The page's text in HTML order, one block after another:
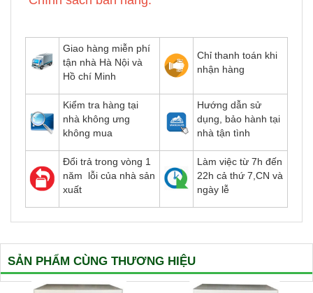
Giao hàng miễn phí
tận nhà Hà Nội và
Hồ chí Minh
Chỉ thanh toán khi
nhận hàng
Kiểm tra hàng tại
nhà không ưng
không mua
Hướng dẫn sử
dụng, bảo hành tại
nhà tận tình
Đổi trả trong vòng 1
năm lỗi của nhà sản
xuất
Làm việc từ 7h đến
22h cả thứ 7,CN và
ngày lễ
SẢN PHẨM CÙNG THƯƠNG HIỆU